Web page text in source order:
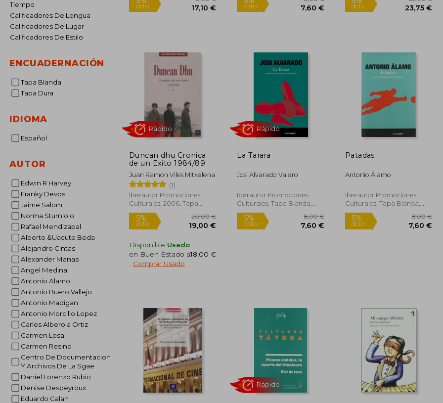
Tiempo
Calificadores De Lengua
Calificadores De Lugar
Calificadores De Estilo
ENCUADERNACIÓN
Tapa Blanda
Tapa Dura
IDIOMA
Español
AUTOR
Edwin R Harvey
Franky Devos
Jaime Salom
Norma Sturniolo
Rafael Mendizabal
Alberto &Uacute Beda
Alejandro Cintas
Alexander Manas
Angel Medina
Antonio Alamo
Antonio Buero Vallejo
Antonio Madigan
Antonio Morcillo Lopez
Carles Alberola Ortiz
Carmen Losa
Carmen Resino
Centro De Documentacion
Y Archivos De La Sgae
Daniel Lorenzo Rubio
Denise Despeyroux
Eduardo Galan
Duncan dhu Cronica
de un Exito 1984/89
Juan Ramon Viles Mitxelena
(1)
Iberautor Promociones
Culturales, 2006, Tapa
Blanda, Nuevo
Rápido
Disponible Usado
en Buen Estado a18,00 €
Comprar Usado
La Tarara
Josi Alvarado Valero
Iberautor Promociones
Culturales, Tapa Blanda,
Nuevo
Patadas
Antonio Álamo
Iberautor Promociones
Culturales, Tapa Blanda,
Nuevo